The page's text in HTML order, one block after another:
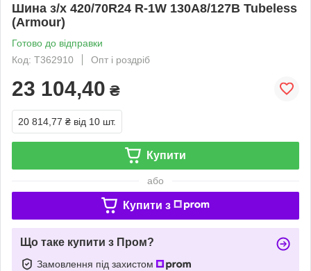
Шина з/х 420/70R24 R-1W 130A8/127B Tubeless
(Armour)
Готово до відправки
Код: T362910
Опт і роздріб
23 104,40 ₴
20 814,77 ₴ від 10 шт.
Купити
або
Купити з
Що таке купити з Пром?
Замовлення під захистом